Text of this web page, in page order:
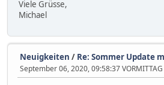
Viele Grüsse,
Michael
Neuigkeiten / Re: Sommer Update
September 06, 2020, 09:58:37 VORMITTAG